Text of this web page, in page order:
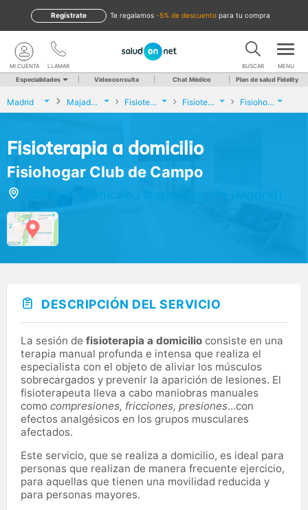
te regalamos -5% de descuento para tu compra
Regístrate
LLAMAR
MI CUENTA BUSCAR MENU
Especialidades Videoconsulta Chat Médico Plan de salud Fidelity
Madrid Majadahonda Fisioterapia Fisioterapia a domicilio Fisiohogar Club de Campo
Fisioterapia a domicilio
Fisiohogar Club de Campo
DESCRIPCIÓN DEL SERVICIO
La sesión de fisioterapia a domicilio consiste en una
terapia manual profunda e intensa que realiza el
especialista con el objeto de aliviar los músculos
sobrecargados y prevenir la aparición de lesiones. El
fisioterapeuta lleva a cabo maniobras manuales
como compresiones, fricciones, presiones…con
efectos analgésicos en los grupos musculares
afectados.
Este servicio, que se realiza a domicilio, es ideal para
personas que realizan de manera frecuente ejercicio,
para aquellas que tienen una movilidad reducida y
para personas mayores.